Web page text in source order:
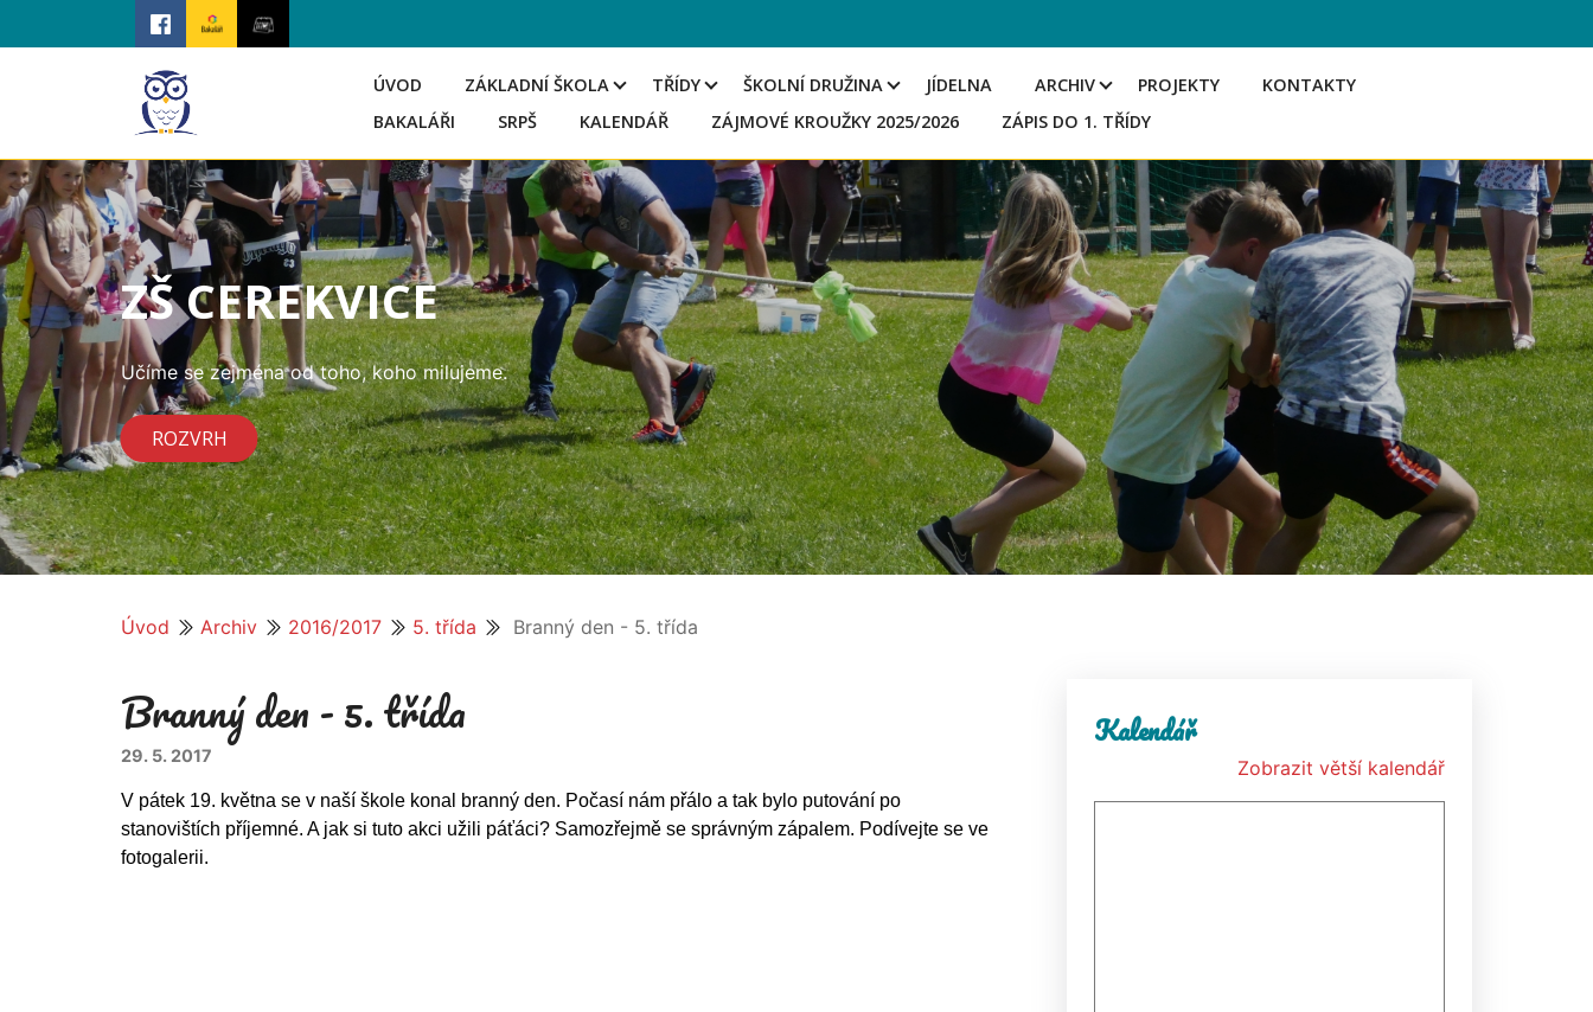
ÚVOD ZÁKLADNÍ ŠKOLA TŘÍDY ŠKOLNÍ DRUŽINA JÍDELNA ARCHIV PROJEKTY
KONTAKTY
BAKALÁŘI
SRPŠ KALENDÁŘ ZÁJMOVÉ KROUŽKY 2025/2026 ZÁPIS DO 1. TŘÍDY
ZŠ CEREKVICE
Učíme se zejména od toho, koho milujeme.
ROZVRH
Úvod Archiv 2016/2017 5. třída Branný den - 5. třída
Branný den - 5. třída
29. 5. 2017
V pátek 19. května se v naší škole konal branný den. Počasí nám přálo a tak bylo putování po
stanovištích příjemné. A jak si tuto akci užili páťáci? Samozřejmě se správným zápalem. Podívejte se ve
fotogalerii.
Kalendář
Zobrazit větší kalendář